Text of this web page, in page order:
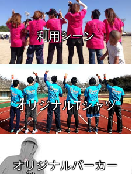
利用シーン
オリジナルTシャツ
オリジナルパーカー